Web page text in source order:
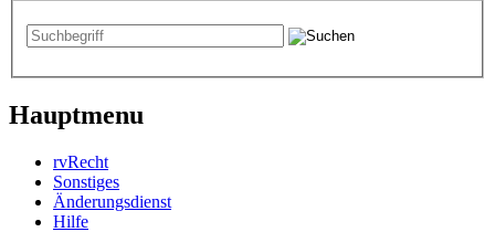
Hauptmenu
rvRecht
Sonstiges
Änderungsdienst
Hil­fe